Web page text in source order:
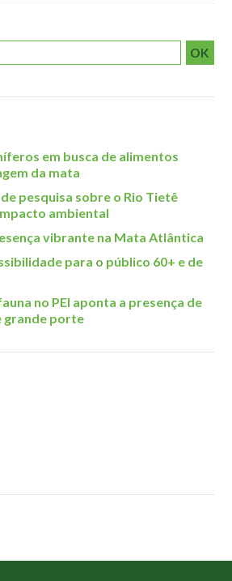
OK
em busca de alimentos
da mata
pesquisa sobre o Rio Tietê
ambiental
vibrante na Mata Atlântica
para o público 60+ e de
no PEI aponta a presença de
grande porte